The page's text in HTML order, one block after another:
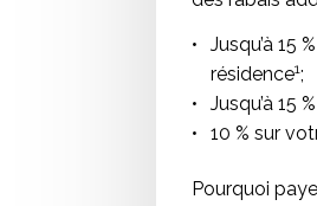
Jusqu’à 15
résidence1;
Jusqu’à 15
10 % sur
Pourquoi